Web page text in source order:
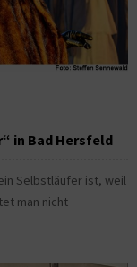
in Bad Hersfeld
Selbstläufer ist, weil
man nicht